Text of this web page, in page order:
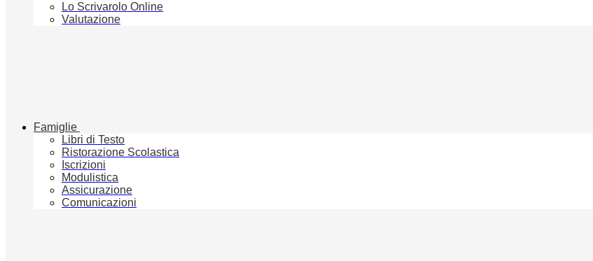
Lo Scrivarolo Online
Valutazione
Famiglie
Libri di Testo
Ristorazione Scolastica
Iscrizioni
Modulistica
Assicurazione
Comunicazioni